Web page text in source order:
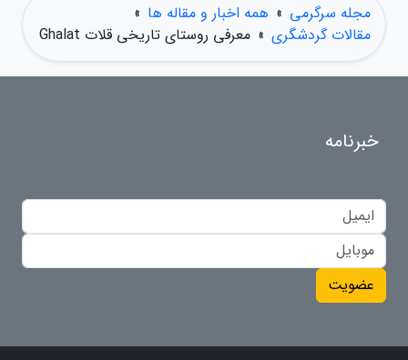
مجله سرگرمی » همه اخبار و مقاله ها »
مقالات گردشگری » معرفی روستای تاریخی قلات Ghalat
خبرنامه
عضویت